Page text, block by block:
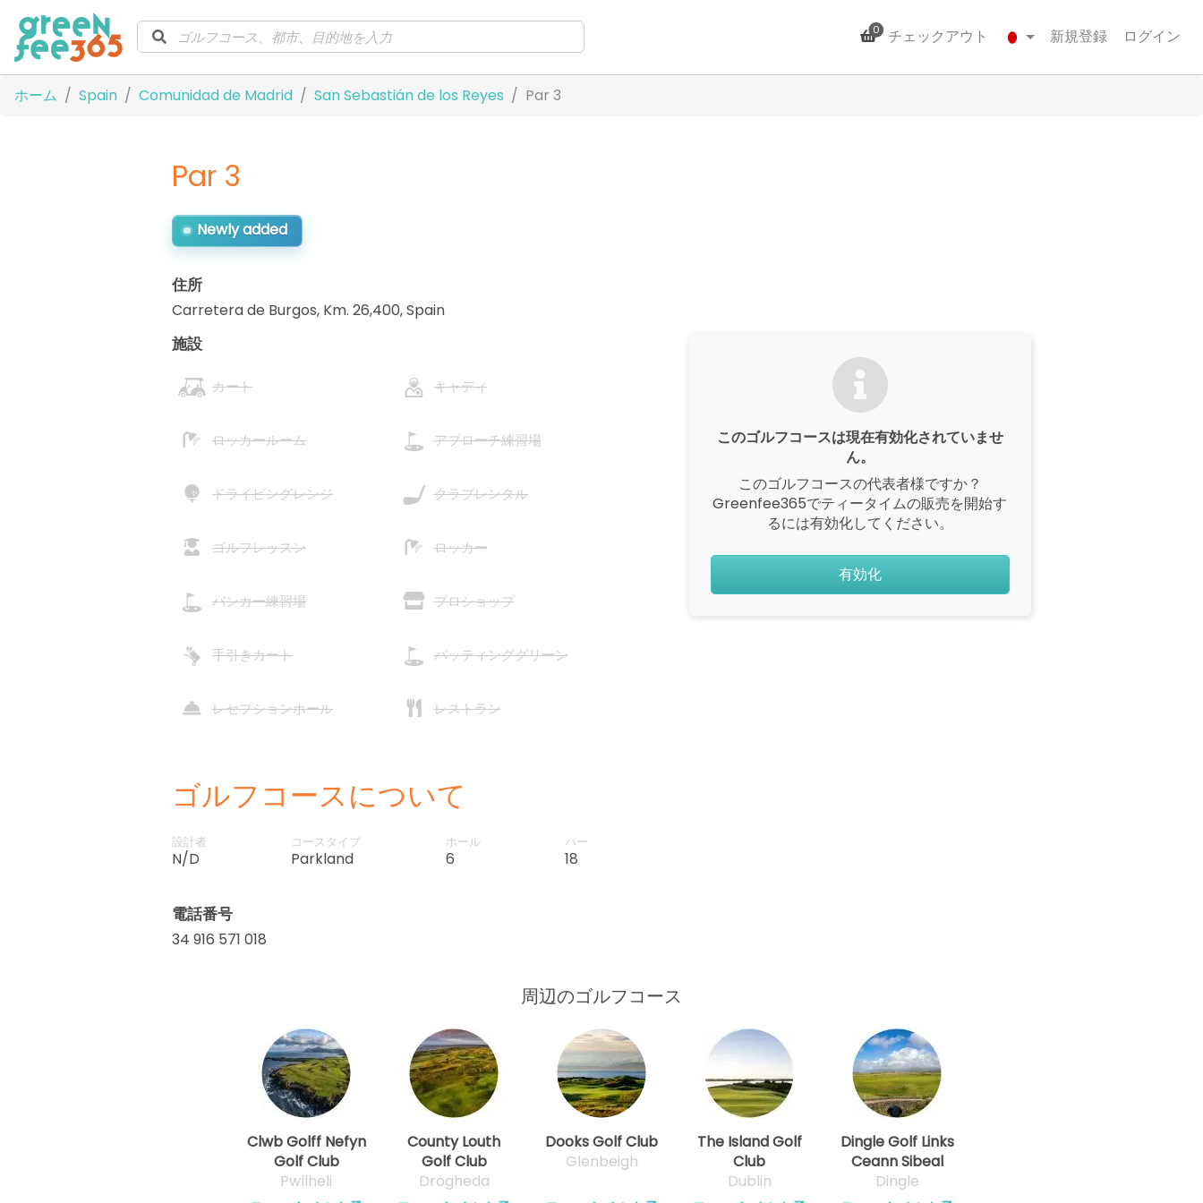
0 チェックアウト 新規登録 ログイン
ホーム Spain Comunidad de Madrid San Sebastián de los Reyes Par 3
Par 3
Newly added
住所
Carretera de Burgos, Km. 26,400,Spain
このゴルフコースは現在有効化されていませ
ん。
このゴルフコースの代表者様ですか？
Greenfee365でティータイムの販売を開始す
るには有効化してください。
有効化
施設
カート キャディ
ロッカールーム アプローチ練習場
ドライビングレンジ クラブレンタル
ゴルフレッスン ロッカー
バンカー練習場 プロショップ
手引きカート パッティンググリーン
レセプションホール レストラン
ゴルフコースについて
設計者
N/D
コースタイプ
Parkland
ホール
6
パー
18
電話番号
34 916 571 018
周辺のゴルフコース
Clwb Golff Nefyn
Golf Club
Pwllheli
County Louth
Golf Club
Drogheda
Dooks Golf Club
Glenbeigh
The Island Golf
Club
Dublin
Dingle Golf Links
Ceann Sibeal
Dingle